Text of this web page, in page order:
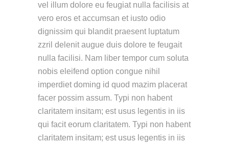
vel illum dolore eu feugiat nulla facilisis at
vero eros et accumsan et iusto odio
dignissim qui blandit praesent luptatum
zzril delenit augue duis dolore te feugait
nulla facilisi. Nam liber tempor cum soluta
nobis eleifend option congue nihil
imperdiet doming id quod mazim placerat
facer possim assum. Typi non habent
claritatem insitam; est usus legentis in iis
qui facit eorum claritatem. Typi non habent
claritatem insitam; est usus legentis in iis